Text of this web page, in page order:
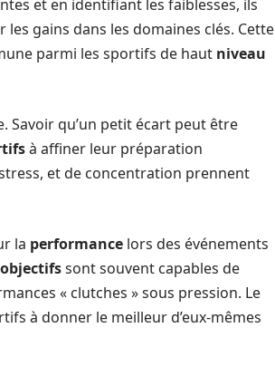
et en identifiant les faiblesses, ils
gains dans les domaines clés. Cette
parmi les sportifs de haut niveau
Savoir qu’un petit écart peut être
à affiner leur préparation
et de concentration prennent
la performance lors des événements
objectifssont souvent capables de
« clutches » sous pression. Le
à donner le meilleur d’eux-mêmes